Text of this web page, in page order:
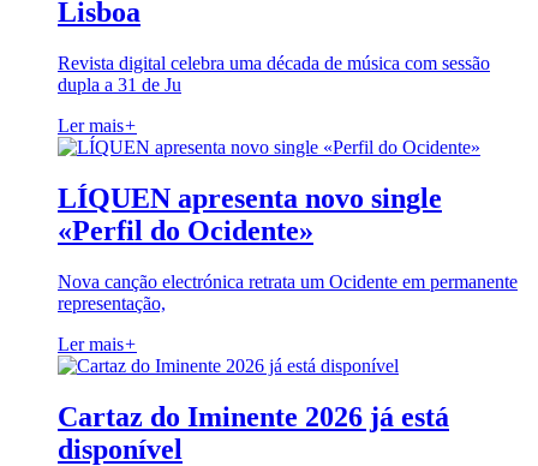
Lisboa
Revista digital celebra uma década de música com sessão
dupla a 31 de Ju
Ler mais+
LÍQUEN apresenta novo single
«Perfil do Ocidente»
Nova canção electrónica retrata um Ocidente em permanente
representação,
Ler mais+
Cartaz do Iminente 2026 já está
disponível